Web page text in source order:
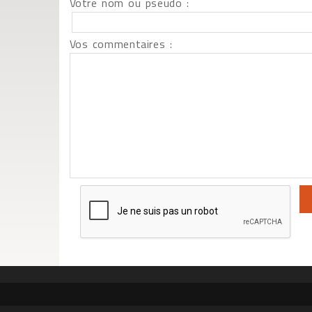
Vos commentaires :